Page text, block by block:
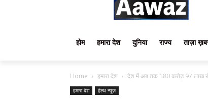
होम हमारा देश दुनिया राज्य ताज़ा
Home हमारा देश देश में अब तक 180 करोड़ 97 लाख से
हमारा देश हेल्थ न्यूज़